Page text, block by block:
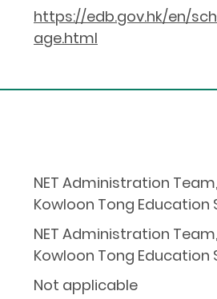
https://edb.gov.hk/en/
age.html
NET Administration
Kowloon Tong Education
NET Administration
Kowloon Tong Education
Not applicable